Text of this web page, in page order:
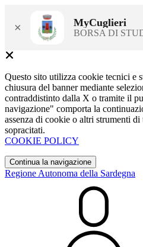
× MyCuglieri
BORSA DI
Questo sito utilizza cookie tecnici e
chiusura del banner mediante
contraddistinto dalla X o tramite il
navigazione" comporta la
assenza di cookie o altri strumenti
sopracitati.
COOKIE POLICY
Continua la navigazione
Regione Autonoma della Sardegna